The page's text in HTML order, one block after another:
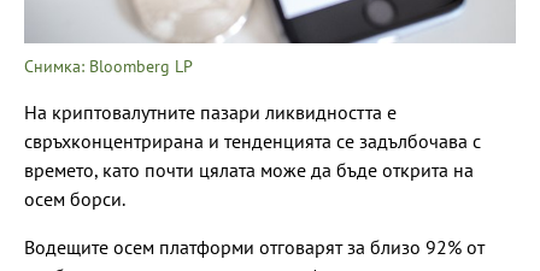
Снимка: Bloomberg LP
На криптовалутните пазари ликвидността е
свръхконцентрирана и тенденцията се задълбочава с
времето, като почти цялата може да бъде открита на
осем борси.
Водещите осем платформи отговарят за близо 92% от